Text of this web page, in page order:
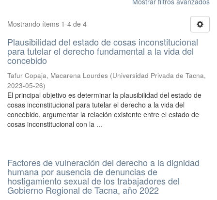
Mostrando ítems 1-4 de 4
Plausibilidad del estado de cosas inconstitucional
para tutelar el derecho fundamental a la vida del
concebido
Tafur Copaja, Macarena Lourdes (Universidad Privada de Tacna,
2023-05-26)
El principal objetivo es determinar la plausibilidad del estado de
cosas inconstitucional para tutelar el derecho a la vida del
concebido, argumentar la relación existente entre el estado de
cosas inconstitucional con la ...
Factores de vulneración del derecho a la dignidad
humana por ausencia de denuncias de
hostigamiento sexual de los trabajadores del
Gobierno Regional de Tacna, año 2022